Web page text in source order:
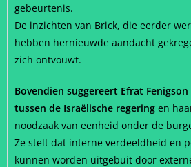
gebeurtenis.
De inzichten van Brick, die eerder
hebben hernieuwde aandacht
zich ontvouwt.
Bovendien suggereert Efrat
tussen de Israëlische regering en
noodzaak van eenheid onder de
Ze stelt dat interne verdeeldheid en
kunnen worden uitgebuit door